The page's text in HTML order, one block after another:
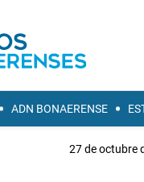
ADN BONAERENSE
27 de octubre